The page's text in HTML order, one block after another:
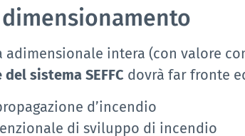
adimensionale intera (con valore
sistema SEFFC dovrà far fronte
d’incendio
di sviluppo di incendio